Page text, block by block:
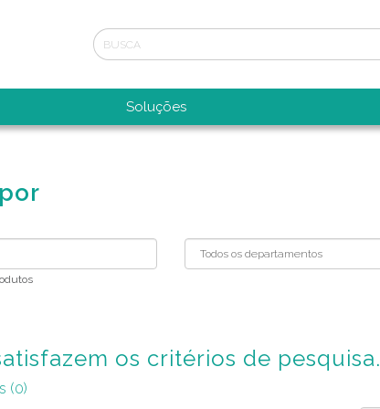
Soluções
os critérios de pesquisa.
(0)